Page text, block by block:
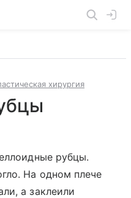
хирургия
рубцы.
На одном плече
а заклеили